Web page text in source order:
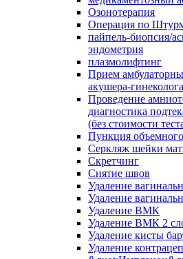
Озонотерапия
Операция по
пайпель-биопсия/
эндометрия
плазмолифтинг
Прием
акушера-
Проведение
диагностика
(без стоимости
Пункция объемного
Серкляж шейки
Скретчинг
Снятие швов
Удаление
Удаление
Удаление ВМК
Удаление ВМК 2
Удаление кисты
Удаление